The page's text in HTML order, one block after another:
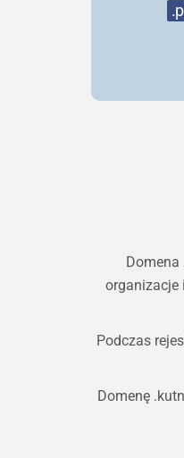
.pl
Domena
organizacje
Podczas
Domenę